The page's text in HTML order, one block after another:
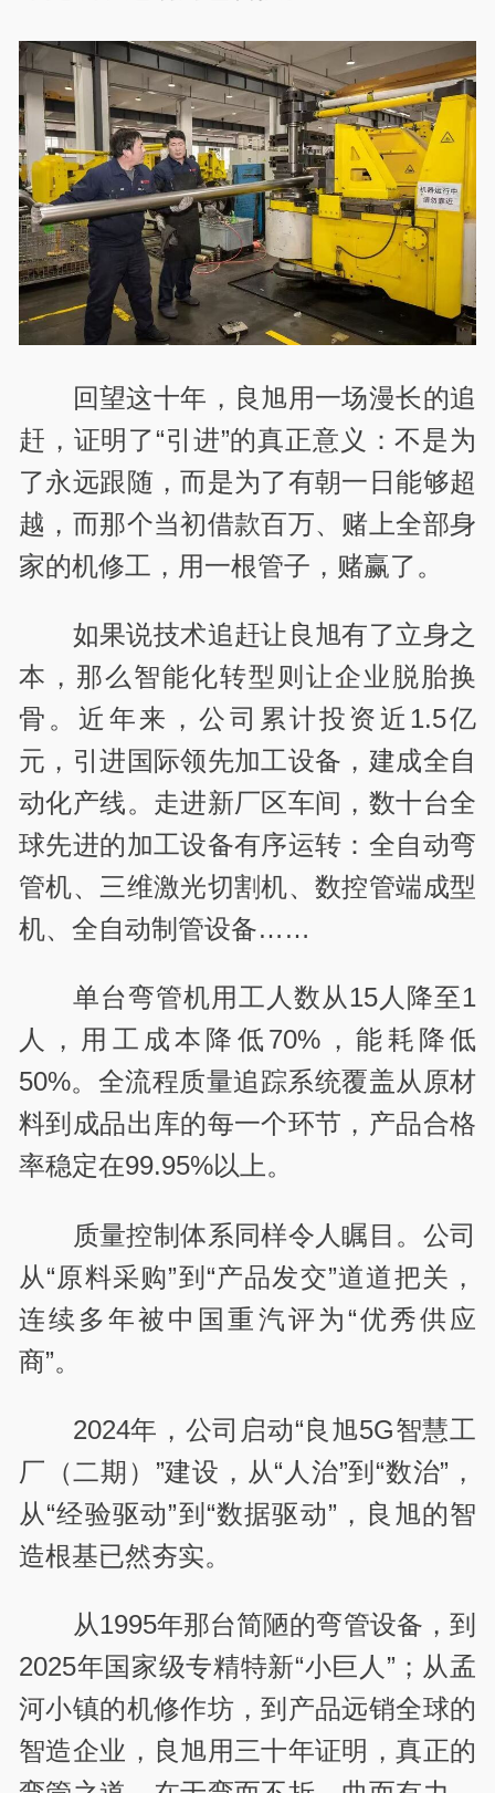
回望这十年，良旭用一场漫长的追
赶，证明了“引进”的真正意义：不是为
了永远跟随，而是为了有朝一日能够超
越，而那个当初借款百万、赌上全部身
家的机修工，用一根管子，赌赢了。
如果说技术追赶让良旭有了立身之
本，那么智能化转型则让企业脱胎换
骨。近年来，公司累计投资近1.5亿
元，引进国际领先加工设备，建成全自
动化产线。走进新厂区车间，数十台全
球先进的加工设备有序运转：全自动弯
管机、三维激光切割机、数控管端成型
机、全自动制管设备……
单台弯管机用工人数从15人降至1
人，用工成本降低70%，能耗降低
50%。全流程质量追踪系统覆盖从原材
料到成品出库的每一个环节，产品合格
率稳定在99.95%以上。
质量控制体系同样令人瞩目。公司
从“原料采购”到“产品发交”道道把关，
连续多年被中国重汽评为“优秀供应
商”。
2024年， 公司启动“良旭5G智慧工
厂（二期）”建设，从“人治”到“数治”，
从“经验驱动”到“数据驱动”，良旭的智
造根基已然夯实。
从1995年那台简陋的弯管设备， 到
2025年国家级专精特新“小巨人”； 从孟
河小镇的机修作坊，到产品远销全球的
智造企业， 良旭用三十年证明，真正的